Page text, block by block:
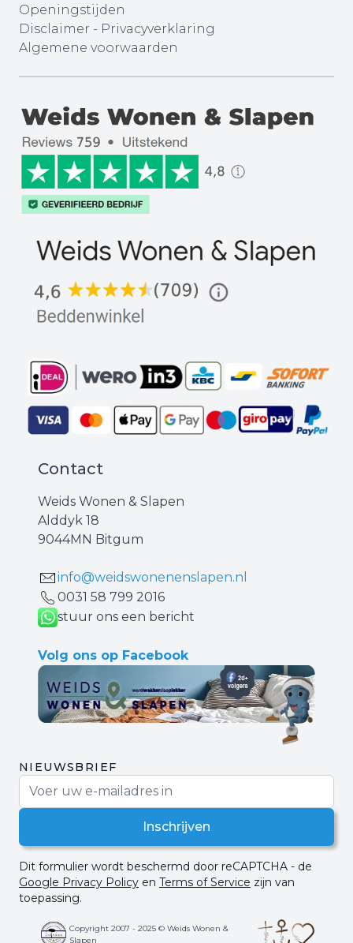
Openingstijden
Disclaimer - Privacyverklaring
Algemene voorwaarden
Contact
Weids Wonen & Slapen
Alddyk 18
9044MN Bitgum
info@weidswonenenslapen.nl
0031 ‪58 799 2016‬
stuur ons een bericht
Volg ons op Facebook
NIEUWSBRIEF
Inschrijven
Dit formulier wordt beschermd door reCAPTCHA - de
Google Privacy Policy en Terms of Service zijn van
toepassing.
Copyright 2007 - 2025 © Weids Wonen &
Slapen